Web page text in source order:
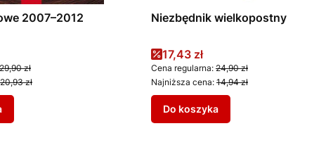
2007–2012
29,90 zł
20,93 zł
Niezbędnik wielkopostny
Cena promocyjna
17,43 zł
Cena regularna: 24,90 zł
Najniższa cena: 14,94 zł
Do koszyka